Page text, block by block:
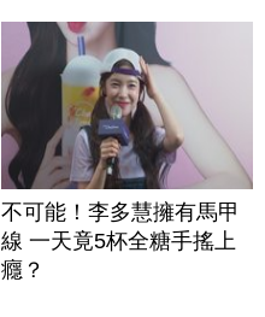
不可能！李多慧擁有馬甲
線 一天竟5杯全糖手搖上
癮？